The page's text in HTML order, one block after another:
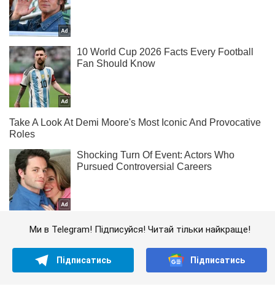
Ми в Telegram! Підписуйся! Читай тільки найкраще!
Підписатись Підписатись